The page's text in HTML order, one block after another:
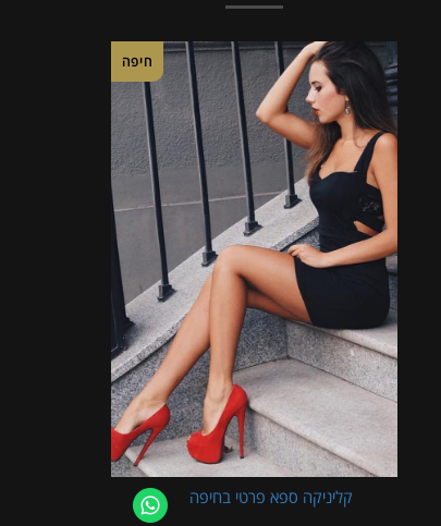
חיפה
קליניקה ספא פרטי בחיפה